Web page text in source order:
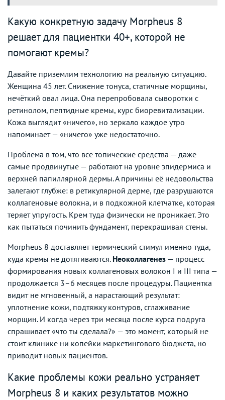
Какую конкретную задачу Morpheus 8
решает для пациентки 40+, которой не
помогают кремы?
Давайте приземлим технологию на реальную ситуацию.
Женщина 45 лет. Снижение тонуса, статичные морщины,
нечёткий овал лица. Она перепробовала сыворотки с
ретинолом, пептидные кремы, курс биоревитализации.
Кожа выглядит «ничего», но зеркало каждое утро
напоминает — «ничего» уже недостаточно.
Проблема в том, что все топические средства — даже
самые продвинутые — работают на уровне эпидермиса и
верхней папиллярной дермы. А причины её недовольства
залегают глубже: в ретикулярной дерме, где разрушаются
коллагеновые волокна, и в подкожной клетчатке, которая
теряет упругость. Крем туда физически не проникает. Это
как пытаться починить фундамент, перекрашивая стены.
Morpheus 8 доставляет термический стимул именно туда,
куда кремы не дотягиваются. Неоколлагенез — процесс
формирования новых коллагеновых волокон I и III типа —
продолжается 3–6 месяцев после процедуры. Пациентка
видит не мгновенный, а нарастающий результат:
уплотнение кожи, подтяжку контуров, сглаживание
морщин. И когда через три месяца после курса подруга
спрашивает «что ты сделала?» — это момент, который не
стоит клинике ни копейки маркетингового бюджета, но
приводит новых пациентов.
Какие проблемы кожи реально устраняет
Morpheus 8 и каких результатов можно